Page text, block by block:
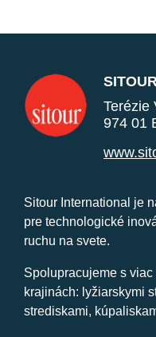
Terézie
974 01
Sitour International je
pre technologické
ruchu na svete.
Spolupracujeme s
krajinách: lyžiarskymi
strediskami,